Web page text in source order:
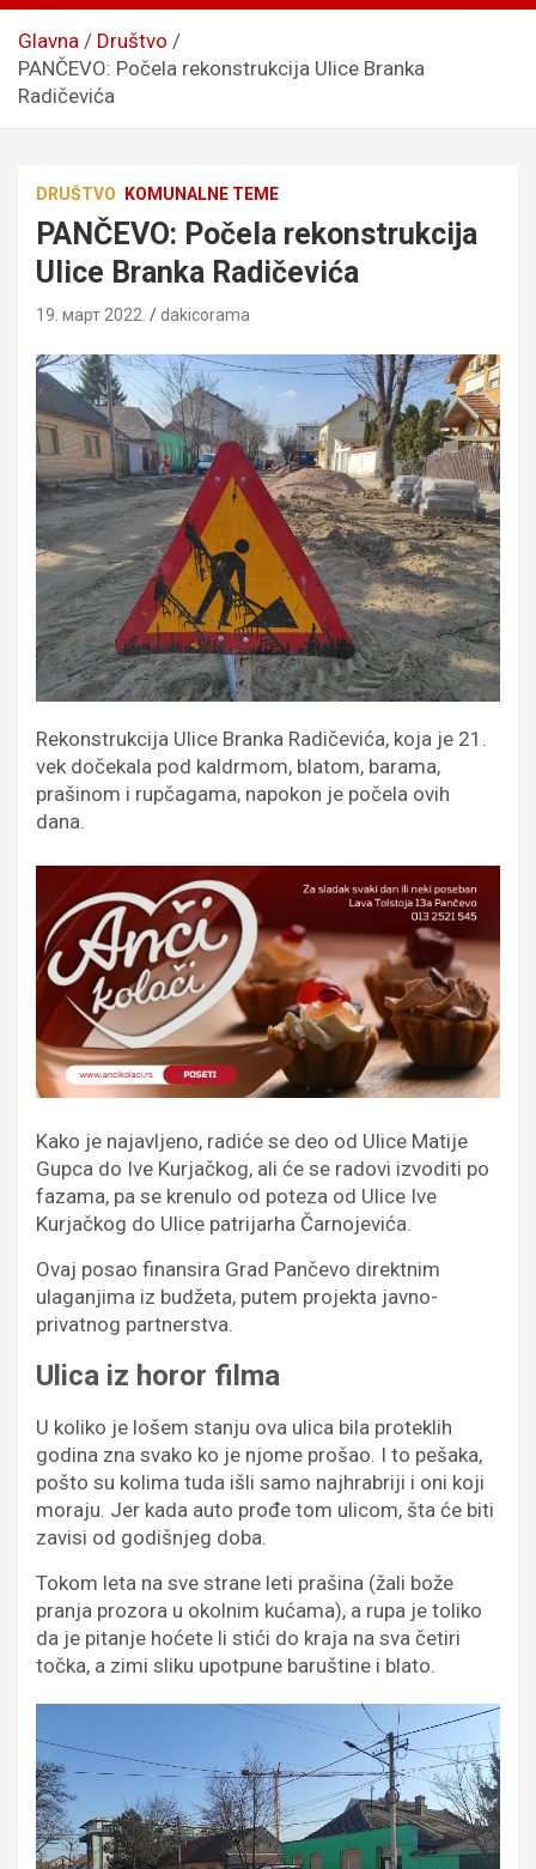
Glavna
Društvo
PANČEVO: Počela rekonstrukcija Ulice Branka
Radičevića
DRUŠTVO KOMUNALNE TEME
PANČEVO: Počela rekonstrukcija
Ulice Branka Radičevića
19. март 2022. dakicorama
Rekonstrukcija Ulice Branka Radičevića, koja je 21.
vek dočekala pod kaldrmom, blatom, barama,
prašinom i rupčagama, napokon je počela ovih
dana.
Kako je najavljeno, radiće se deo od Ulice Matije
Gupca do Ive Kurjačkog, ali će se radovi izvoditi po
fazama, pa se krenulo od poteza od Ulice Ive
Kurjačkog do Ulice patrijarha Čarnojevića.
Ovaj posao finansira Grad Pančevo direktnim
ulaganjima iz budžeta, putem projekta javno-
privatnog partnerstva.
Ulica iz horor filma
U koliko je lošem stanju ova ulica bila proteklih
godina zna svako ko je njome prošao. I to pešaka,
pošto su kolima tuda išli samo najhrabriji i oni koji
moraju. Jer kada auto prođe tom ulicom, šta će biti
zavisi od godišnjeg doba.
Tokom leta na sve strane leti prašina (žali bože
pranja prozora u okolnim kućama), a rupa je toliko
da je pitanje hoćete li stići do kraja na sva četiri
točka, a zimi sliku upotpune baruštine i blato.